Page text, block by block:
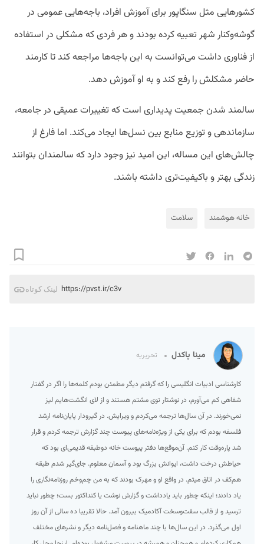
کشورهایی مثل سنگاپور برای آموزش افراد، باجه‌هایی عمومی در
گوشه‌وکنار شهر تعبیه کرده بودند و هر فردی که مشکلی در استفاده
از فناوری داشت می‌توانست به این باجه‌ها مراجعه کند تا کارمند
حاضر مشکلش را رفع کند و به او آموزش دهد.
سالمند شدن جمعیت پدیداری است که تغییرات عمیقی در جامعه،
سازماندهی و توزیع منابع بین نسل‌ها ایجاد می‌کند. اما فارغ از
چالش‌های این مساله، این امید نیز وجود دارد که سالمندان بتوانند
زندگی بهتر و باکیفیت‌تری داشته باشند.
خانه هوشمند سلامت
لینک کوتاه https://pvst.ir/c3v
مینا پاکدل تحریریه
کارشناسی ادبیات انگلیسی را که گرفتم دیگر مطمئن بودم کلمه‌ها را اگر در گفتار
شفاهی کم می‌آورم، در نوشتار توی مشتم هستند و از لای انگشت‌هایم لیز
نمی‌خورند. در آن سال‌ها ترجمه می‌کردم و ویرایش. در گیرودار پایان‌نامه ارشد
فلسفه بودم که برای یکی از ویژه‌نامه‌های پیوست چند گزارش ترجمه کردم و قرار
شد پاره‌وقت کار کنم. آن‌موقع‌ها دفتر پیوست خانه دوطبقه قدیمی‌ای بود که
حیاطش درخت داشت، ایوانش بزرگ بود و آسمان معلوم. جای‌گیر شدم طبقه
هم‌کف در اتاق میثم. در واقع او و مهرک بودند که به من چم‌وخم روزنامه‌نگاری را
یاد دادند؛ اینکه چطور باید یادداشت و گزارش نوشت یا کنداکتور بست؛ چطور نباید
ترسید و از قالب سفت‌وسخت آکادمیک بیرون آمد. حالا تقریبا ده سالی از آن روز
اول می‌گذرد. در این سال‌ها با چند ماهنامه و فصل‌نامه دیگر و نشرهای مختلف